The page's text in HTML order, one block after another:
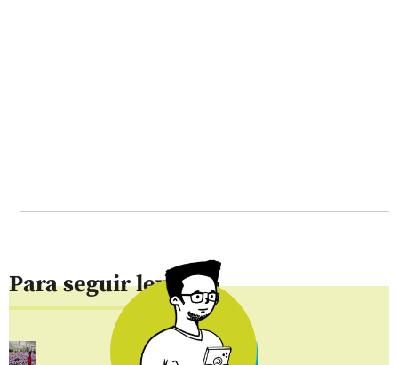
Para seguir leyendo